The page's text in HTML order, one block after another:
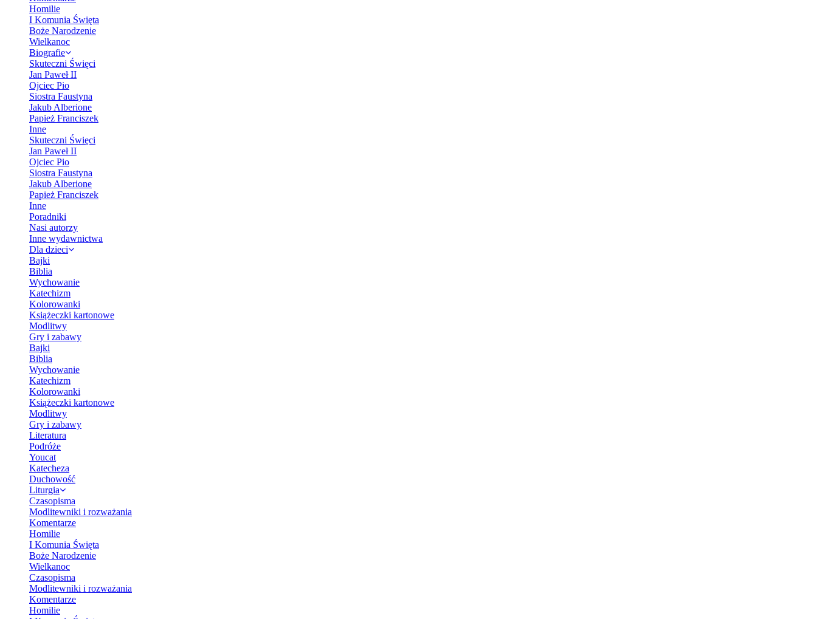
Homilie
I Komunia Święta
Boże Narodzenie
Wielkanoc
Biografie
Skuteczni Święci
Jan Paweł II
Ojciec Pio
Siostra Faustyna
Jakub Alberione
Papież Franciszek
Inne
Skuteczni Święci
Jan Paweł II
Ojciec Pio
Siostra Faustyna
Jakub Alberione
Papież Franciszek
Inne
Poradniki
Nasi autorzy
Inne wydawnictwa
Dla dzieci
Bajki
Biblia
Wychowanie
Katechizm
Kolorowanki
Książeczki kartonowe
Modlitwy
Gry i zabawy
Bajki
Biblia
Wychowanie
Katechizm
Kolorowanki
Książeczki kartonowe
Modlitwy
Gry i zabawy
Literatura
Podróże
Youcat
Katecheza
Duchowość
Liturgia
Czasopisma
Modlitewniki i rozważania
Komentarze
Homilie
I Komunia Święta
Boże Narodzenie
Wielkanoc
Czasopisma
Modlitewniki i rozważania
Komentarze
Homilie